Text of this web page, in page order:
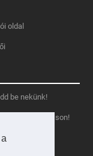
oldal
be nekünk!
fennmaradhasson!